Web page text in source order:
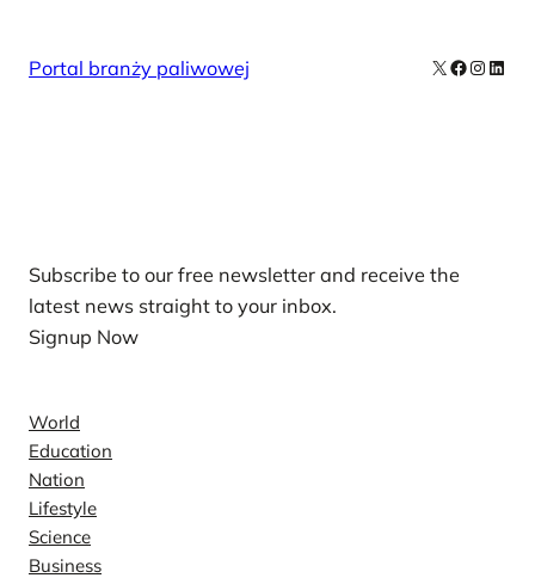
Portal branży paliwowej X Facebook
Subscribe to our free newsletter and receive the
latest news straight to your inbox.
Signup Now
World
Education
Nation
Lifestyle
Science
Business